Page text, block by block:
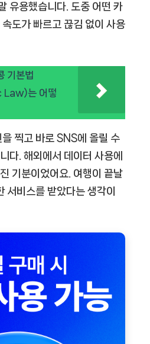
유용했습니다. 도중 어떤 카
도가 빠르고 끊김 없이 사용
기본법
는 어떻
찍고 바로 SNS에 올릴 수
다. 해외에서 데이터 사용에
기분이었어요. 여행이 끝날
서비스를 받았다는 생각이